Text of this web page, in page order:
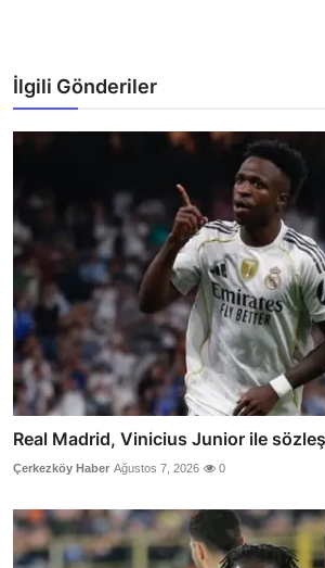
İlgili Gönderiler
Real Madrid, Vinicius Junior ile
Çerkezköy Haber Ağustos 7, 2026 0